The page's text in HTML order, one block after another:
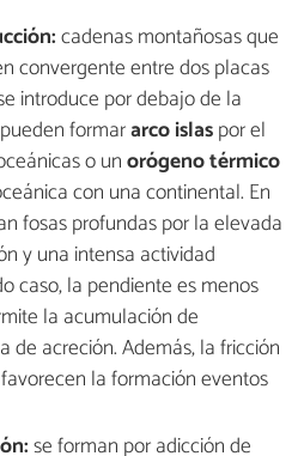
cadenas montañosas que
convergente entre dos placas
introduce por debajo de la
formararco islaspor el
o unorógeno térmico
con una continental. En
fosas profundas por la elevada
y una intensa actividad
caso, la pendiente es menos
la acumulación de
de acreción. Además, la fricción
la formación eventos
se forman por adicción de